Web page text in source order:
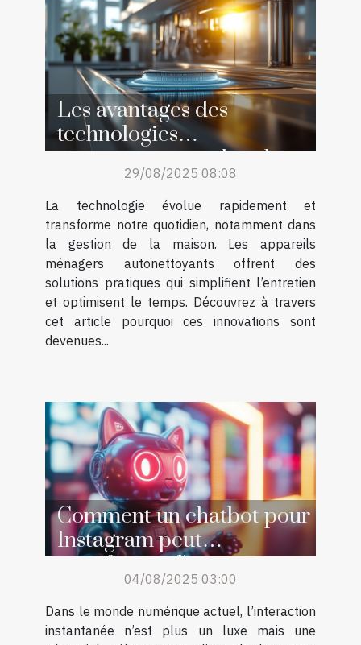
Les avantages des
technologies
autonettoyantes dans les
appareils ménagers
29/08/2025 08:08
La technologie évolue rapidement et
transforme notre quotidien, notamment dans
la gestion de la maison. Les appareils
ménagers autonettoyants offrent des
solutions pratiques qui simplifient l’entretien
et optimisent le temps. Découvrez à travers
cet article pourquoi ces innovations sont
devenues...
Comment un chatbot pour
Instagram peut
transformer l'engagement
client ?04/08/2025 03:00
Dans le monde numérique actuel, l’interaction
instantanée n’est plus un luxe mais une